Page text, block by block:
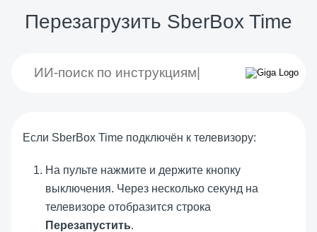
Перезагрузить SberBox Time
Если SberBox Time подключён к телевизору:
На пульте нажмите и держите кнопку
выключения. Через несколько секунд на
телевизоре отобразится строка
Перезапустить.